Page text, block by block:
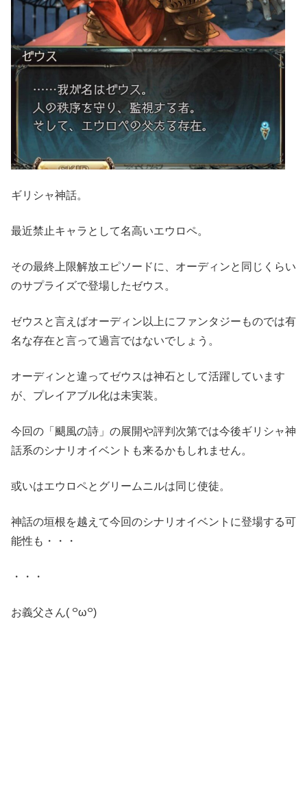
ギリシャ神話。
最近禁止キャラとして名高いエウロペ。
その最終上限解放エピソードに、オーディンと同じくらい
のサプライズで登場したゼウス。
ゼウスと言えばオーディン以上にファンタジーものでは有
名な存在と言って過言ではないでしょう。
オーディンと違ってゼウスは神石として活躍しています
が、プレイアブル化は未実装。
今回の「颶風の詩」の展開や評判次第では今後ギリシャ神
話系のシナリオイベントも来るかもしれません。
或いはエウロペとグリームニルは同じ使徒。
神話の垣根を越えて今回のシナリオイベントに登場する可
能性も・・・
・・・
お義父さん( ꒪ω꒪)